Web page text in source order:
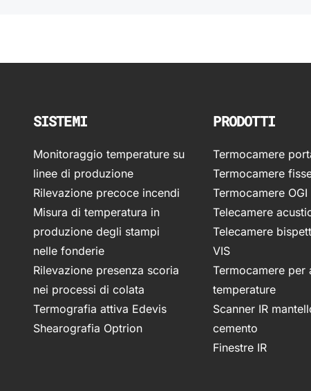
SISTEMI
Monitoraggio temperature su
linee di produzione
Rilevazione precoce incendi
Misura di temperatura in
produzione degli stampi
nelle fonderie
Rilevazione presenza scoria
nei processi di colata
Termografia attiva Edevis
Shearografia Optrion
PRODOTTI
Termocamere
Termocamere
Termocamere OGI
Telecamere
Telecamere
VIS
Termocamere per
temperature
Scanner IR
cemento
Finestre IR